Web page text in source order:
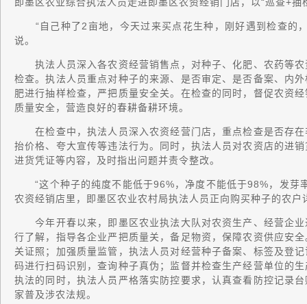
“自己种了2亩地，今天过来买点花生种，刚好遇到检查的
说。
执法人员深入各农资经营销售点，对种子、化肥、农药等农
检查。执法人员重点对种子的来源、是否审定、是否备案、内
肥进行抽样检查，严把质量安全关。在检查的同时，督促农资
质量安全，营造良好的春耕备耕环境。
在检查中，执法人员深入农资经营门店，重点检查是否存在
抬价格、夸大宣传等违法行为。同时，执法人员对农资店的进
进货凭证等内容，及时指出问题并责令整改。
“这个种子的纯度不能低于96%，净度不能低于98%，发芽
农资经销店里，即墨区农业农村局执法人员正向购买种子的农
今年开春以来，即墨区农业执法大队对农资生产、经营企业
行了解，指导各企业严把质量关，备足物资，保障农资供应安
关证照；加强质量监管，执法人员对经营种子备案、标签及登
码进行扫码识别，查询种子真伪；监督并检查生产经营单位的
执法的同时，执法人员严格落实防控要求，认真查看防控记录
家普及涉农法规。